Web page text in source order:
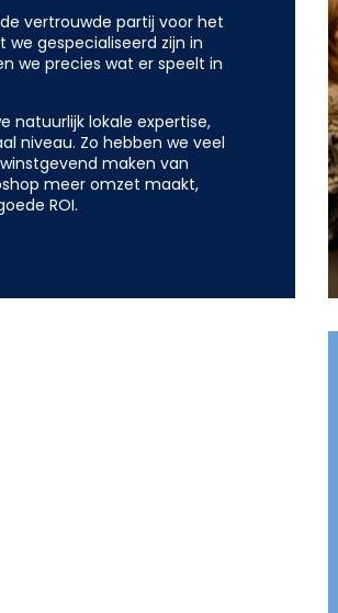
vertrouwde partij voor het
we gespecialiseerd zijn in
we precies wat er speelt in
natuurlijk lokale expertise,
niveau. Zo hebben we veel
maken van
meer omzet maakt,
ROI.